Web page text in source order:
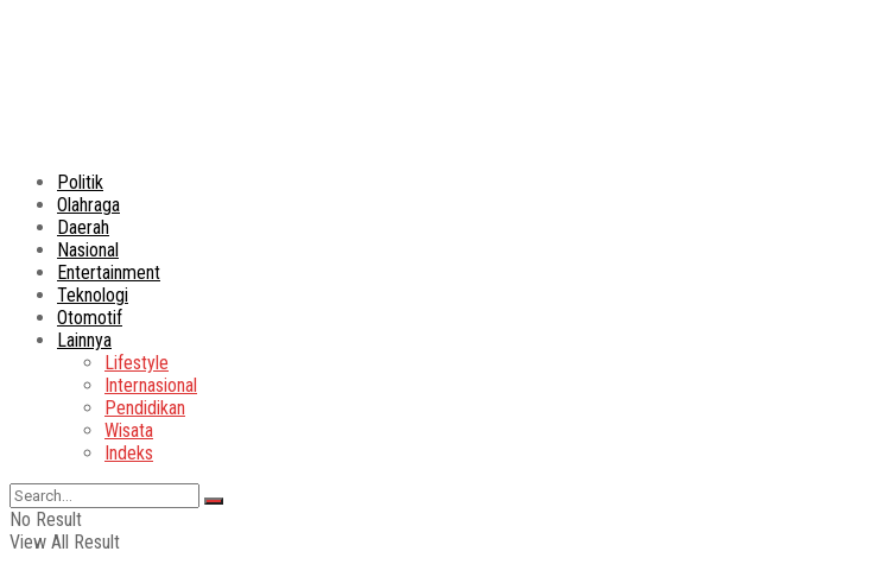
Politik
Olahraga
Daerah
Nasional
Entertainment
Teknologi
Otomotif
Lainnya
Lifestyle
Internasional
Pendidikan
Wisata
Indeks
No Result
View All Result